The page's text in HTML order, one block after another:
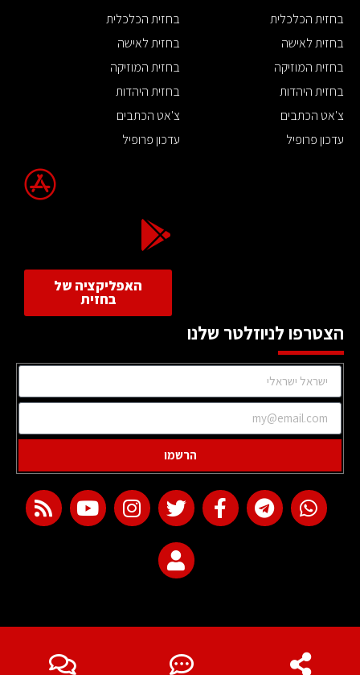
בחזית הכלכלית
בחזית לאישה
בחזית המוזיקה
בחזית היהדות
צ'אט הכתבים
עדכון פרופיל
בחזית הכלכלית
בחזית לאישה
בחזית המוזיקה
בחזית היהדות
צ'אט הכתבים
עדכון פרופיל
האפליקציה של
בחזית
הצטרפו לניוזלטר שלנו
הרשמו
web development